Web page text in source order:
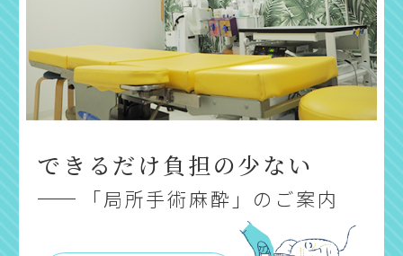
できるだけ負担の少ない
「局所手術麻酔」のご案内